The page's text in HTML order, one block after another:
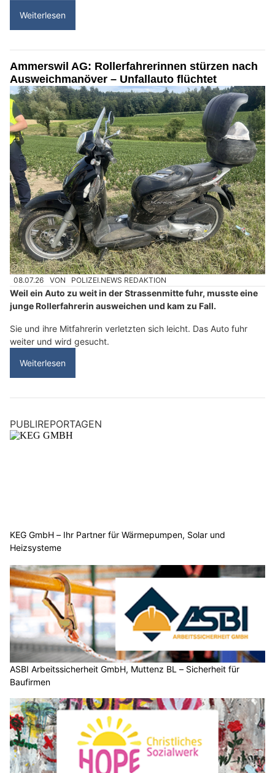
Weiterlesen
Ammerswil AG: Rollerfahrerinnen stürzen nach
Ausweichmanöver – Unfallauto flüchtet
08.07.26 VON POLIZEI.NEWS REDAKTION
Weil ein Auto zu weit in der Strassenmitte fuhr, musste eine
junge Rollerfahrerin ausweichen und kam zu Fall.
Sie und ihre Mitfahrerin verletzten sich leicht. Das Auto fuhr
weiter und wird gesucht.
Weiterlesen
PUBLIREPORTAGEN
KEG GmbH – Ihr Partner für Wärmepumpen, Solar und
Heizsysteme
ASBI Arbeitssicherheit GmbH, Muttenz BL – Sicherheit für
Baufirmen